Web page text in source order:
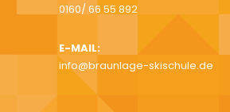
0160/ 66 55 892
E-MAIL:
info@braunlage-skischule.de